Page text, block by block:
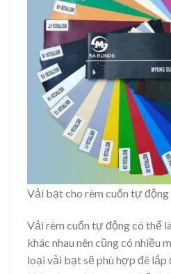
Vải bạt cho rèm cuốn tự
Vải rèm cuốn tự động có thể
khác nhau nên cũng có nhiều
loại vải bạt sẽ phù hợp đê lắp